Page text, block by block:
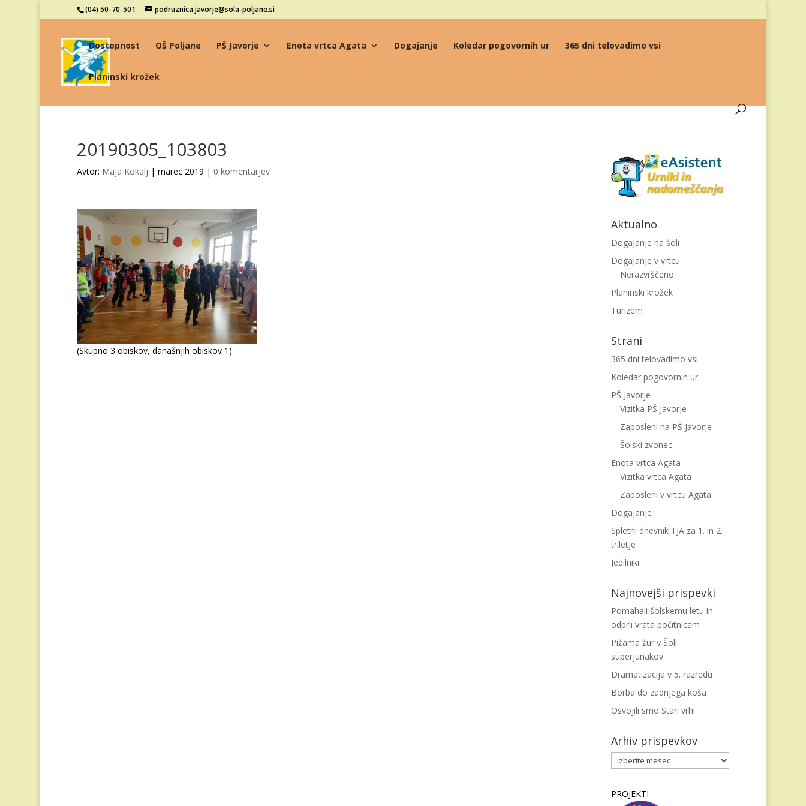
(04) 50-70-501 podruznica.javorje@sola-poljane.si
Dostopnost OŠ Poljane PŠ Javorje Enota vrtca Agata Dogajanje Koledar pogovornih ur 365 dni telovadimo vsi
Planinski krožek
20190305_103803
Avtor: Maja Kokalj | marec 2019 | 0 komentarjev
(Skupno 3 obiskov, današnjih obiskov 1)
Aktualno
Dogajanje na šoli
Dogajanje v vrtcu
Nerazvrščeno
Planinski krožek
Turizem
Strani
365 dni telovadimo vsi
Koledar pogovornih ur
PŠ Javorje
Vizitka PŠ Javorje
Zaposleni na PŠ Javorje
Šolski zvonec
Enota vrtca Agata
Vizitka vrtca Agata
Zaposleni v vrtcu Agata
Dogajanje
Spletni dnevnik TJA za 1. in 2.
triletje
Jedilniki
Najnovejši prispevki
Pomahali šolskemu letu in
odprli vrata počitnicam
Pižama žur v Šoli
superjunakov
Dramatizacija v 5. razredu
Borba do zadnjega koša
Osvojili smo Stari vrh!
Arhiv prispevkov
Arhiv
prispevkov
PROJEKTI